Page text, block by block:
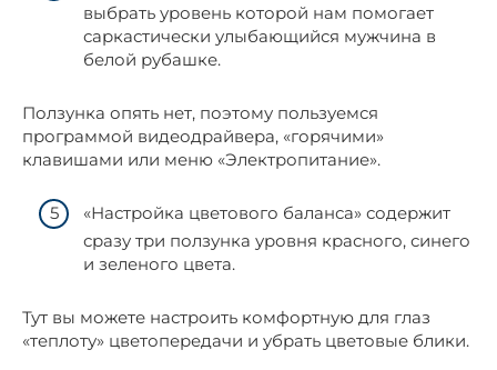
выбрать уровень которой нам помогает
саркастически улыбающийся мужчина в
белой рубашке.
Ползунка опять нет, поэтому пользуемся
программой видеодрайвера, «горячими»
клавишами или меню «Электропитание».
«Настройка цветового баланса» содержит
сразу три ползунка уровня красного, синего
и зеленого цвета.
Тут вы можете настроить комфортную для глаз
«теплоту» цветопередачи и убрать цветовые блики.